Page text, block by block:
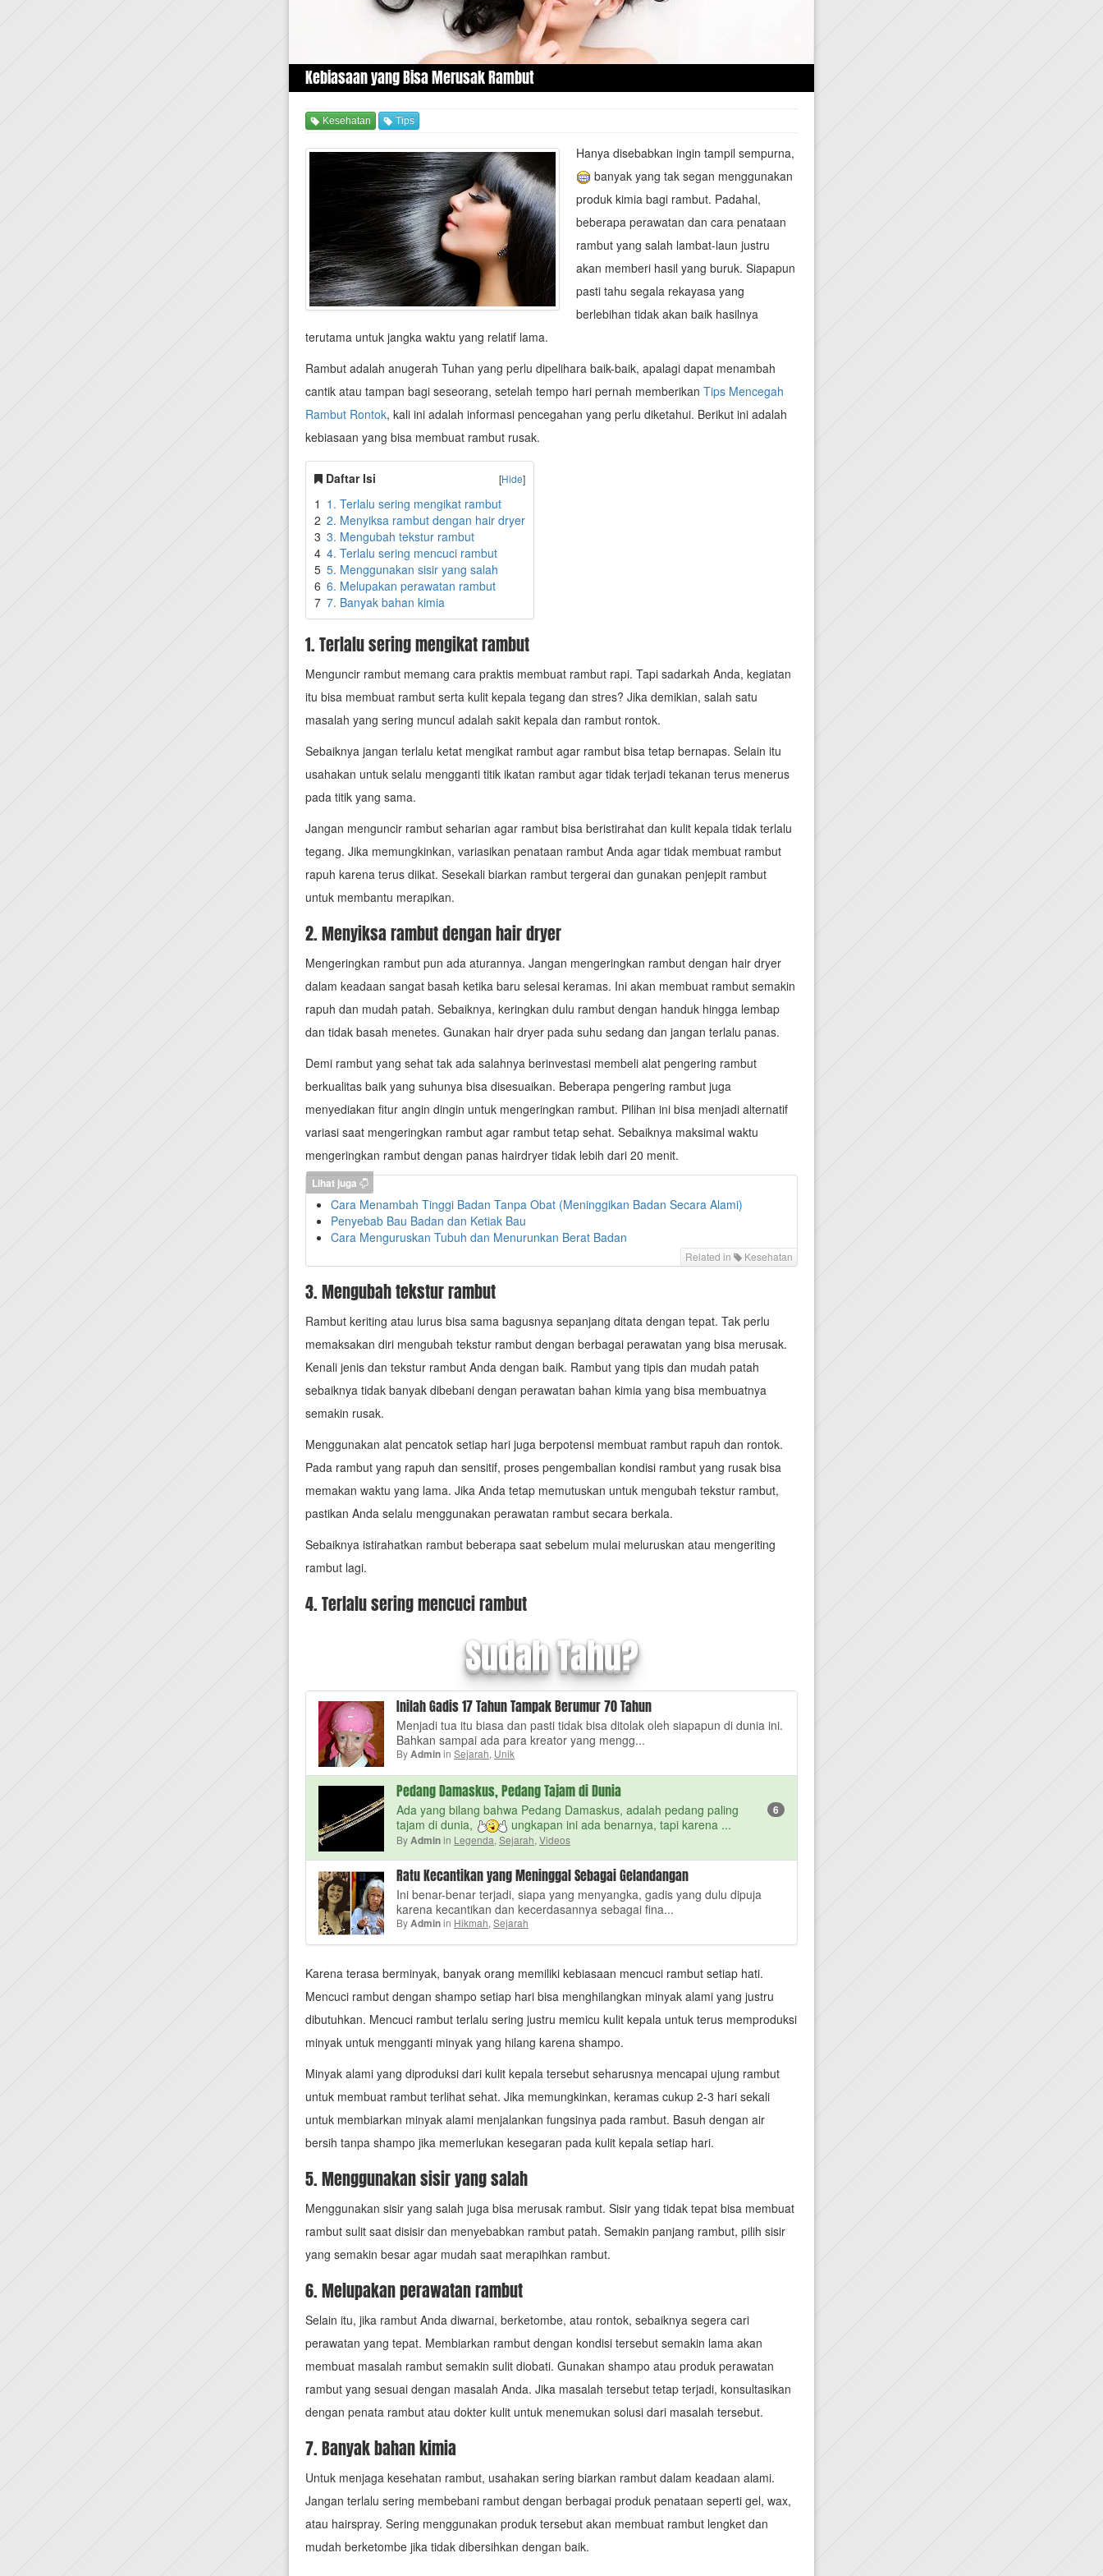
Kebiasaan yang Bisa Merusak Rambut
Kesehatan Tips
Hanya disebabkan ingin tampil sempurna,
banyak yang tak segan menggunakan
produk kimia bagi rambut. Padahal,
beberapa perawatan dan cara penataan
rambut yang salah lambat-laun justru
akan memberi hasil yang buruk. Siapapun
pasti tahu segala rekayasa yang
berlebihan tidak akan baik hasilnya
terutama untuk jangka waktu yang relatif lama.
Rambut adalah anugerah Tuhan yang perlu dipelihara baik-baik, apalagi dapat menambah
cantik atau tampan bagi seseorang, setelah tempo hari pernah memberikan Tips Mencegah
Rambut Rontok, kali ini adalah informasi pencegahan yang perlu diketahui. Berikut ini adalah
kebiasaan yang bisa membuat rambut rusak.
Daftar Isi [Hide]
1 1. Terlalu sering mengikat rambut
2 2. Menyiksa rambut dengan hair dryer
3 3. Mengubah tekstur rambut
4 4. Terlalu sering mencuci rambut
5 5. Menggunakan sisir yang salah
6 6. Melupakan perawatan rambut
7 7. Banyak bahan kimia
1. Terlalu sering mengikat rambut
Menguncir rambut memang cara praktis membuat rambut rapi. Tapi sadarkah Anda, kegiatan
itu bisa membuat rambut serta kulit kepala tegang dan stres? Jika demikian, salah satu
masalah yang sering muncul adalah sakit kepala dan rambut rontok.
Sebaiknya jangan terlalu ketat mengikat rambut agar rambut bisa tetap bernapas. Selain itu
usahakan untuk selalu mengganti titik ikatan rambut agar tidak terjadi tekanan terus menerus
pada titik yang sama.
Jangan menguncir rambut seharian agar rambut bisa beristirahat dan kulit kepala tidak terlalu
tegang. Jika memungkinkan, variasikan penataan rambut Anda agar tidak membuat rambut
rapuh karena terus diikat. Sesekali biarkan rambut tergerai dan gunakan penjepit rambut
untuk membantu merapikan.
2. Menyiksa rambut dengan hair dryer
Mengeringkan rambut pun ada aturannya. Jangan mengeringkan rambut dengan hair dryer
dalam keadaan sangat basah ketika baru selesai keramas. Ini akan membuat rambut semakin
rapuh dan mudah patah. Sebaiknya, keringkan dulu rambut dengan handuk hingga lembap
dan tidak basah menetes. Gunakan hair dryer pada suhu sedang dan jangan terlalu panas.
Demi rambut yang sehat tak ada salahnya berinvestasi membeli alat pengering rambut
berkualitas baik yang suhunya bisa disesuaikan. Beberapa pengering rambut juga
menyediakan fitur angin dingin untuk mengeringkan rambut. Pilihan ini bisa menjadi alternatif
variasi saat mengeringkan rambut agar rambut tetap sehat. Sebaiknya maksimal waktu
mengeringkan rambut dengan panas hairdryer tidak lebih dari 20 menit.
Lihat juga
Cara Menambah Tinggi Badan Tanpa Obat (Meninggikan Badan Secara Alami)
Penyebab Bau Badan dan Ketiak Bau
Cara Menguruskan Tubuh dan Menurunkan Berat Badan
Related in Kesehatan
3. Mengubah tekstur rambut
Rambut keriting atau lurus bisa sama bagusnya sepanjang ditata dengan tepat. Tak perlu
memaksakan diri mengubah tekstur rambut dengan berbagai perawatan yang bisa merusak.
Kenali jenis dan tekstur rambut Anda dengan baik. Rambut yang tipis dan mudah patah
sebaiknya tidak banyak dibebani dengan perawatan bahan kimia yang bisa membuatnya
semakin rusak.
Menggunakan alat pencatok setiap hari juga berpotensi membuat rambut rapuh dan rontok.
Pada rambut yang rapuh dan sensitif, proses pengembalian kondisi rambut yang rusak bisa
memakan waktu yang lama. Jika Anda tetap memutuskan untuk mengubah tekstur rambut,
pastikan Anda selalu menggunakan perawatan rambut secara berkala.
Sebaiknya istirahatkan rambut beberapa saat sebelum mulai meluruskan atau mengeriting
rambut lagi.
4. Terlalu sering mencuci rambut
Sudah Tahu?
Inilah Gadis 17 Tahun Tampak Berumur 70 Tahun
Menjadi tua itu biasa dan pasti tidak bisa ditolak oleh siapapun di dunia ini.
Bahkan sampai ada para kreator yang mengg...
ByAdminin Sejarah, Unik
Pedang Damaskus, Pedang Tajam di Dunia
6
Ada yang bilang bahwa Pedang Damaskus, adalah pedang paling
tajam di dunia,
ungkapan ini ada benarnya, tapi karena ...
ByAdminin Legenda, Sejarah, Videos
Ratu Kecantikan yang Meninggal Sebagai Gelandangan
Ini benar-benar terjadi, siapa yang menyangka, gadis yang dulu dipuja
karena kecantikan dan kecerdasannya sebagai fina...
ByAdminin Hikmah, Sejarah
Karena terasa berminyak, banyak orang memiliki kebiasaan mencuci rambut setiap hati.
Mencuci rambut dengan shampo setiap hari bisa menghilangkan minyak alami yang justru
dibutuhkan. Mencuci rambut terlalu sering justru memicu kulit kepala untuk terus memproduksi
minyak untuk mengganti minyak yang hilang karena shampo.
Minyak alami yang diproduksi dari kulit kepala tersebut seharusnya mencapai ujung rambut
untuk membuat rambut terlihat sehat. Jika memungkinkan, keramas cukup 2-3 hari sekali
untuk membiarkan minyak alami menjalankan fungsinya pada rambut. Basuh dengan air
bersih tanpa shampo jika memerlukan kesegaran pada kulit kepala setiap hari.
5. Menggunakan sisir yang salah
Menggunakan sisir yang salah juga bisa merusak rambut. Sisir yang tidak tepat bisa membuat
rambut sulit saat disisir dan menyebabkan rambut patah. Semakin panjang rambut, pilih sisir
yang semakin besar agar mudah saat merapihkan rambut.
6. Melupakan perawatan rambut
Selain itu, jika rambut Anda diwarnai, berketombe, atau rontok, sebaiknya segera cari
perawatan yang tepat. Membiarkan rambut dengan kondisi tersebut semakin lama akan
membuat masalah rambut semakin sulit diobati. Gunakan shampo atau produk perawatan
rambut yang sesuai dengan masalah Anda. Jika masalah tersebut tetap terjadi, konsultasikan
dengan penata rambut atau dokter kulit untuk menemukan solusi dari masalah tersebut.
7. Banyak bahan kimia
Untuk menjaga kesehatan rambut, usahakan sering biarkan rambut dalam keadaan alami.
Jangan terlalu sering membebani rambut dengan berbagai produk penataan seperti gel, wax,
atau hairspray. Sering menggunakan produk tersebut akan membuat rambut lengket dan
mudah berketombe jika tidak dibersihkan dengan baik.